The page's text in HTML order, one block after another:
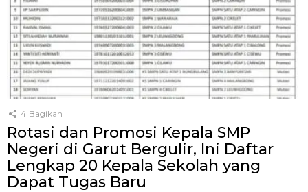
4 Bagikan
Rotasi dan Promosi Kepala SMP
Negeri di Garut Bergulir, Ini Daftar
Lengkap 20 Kepala Sekolah yang
Dapat Tugas Baru